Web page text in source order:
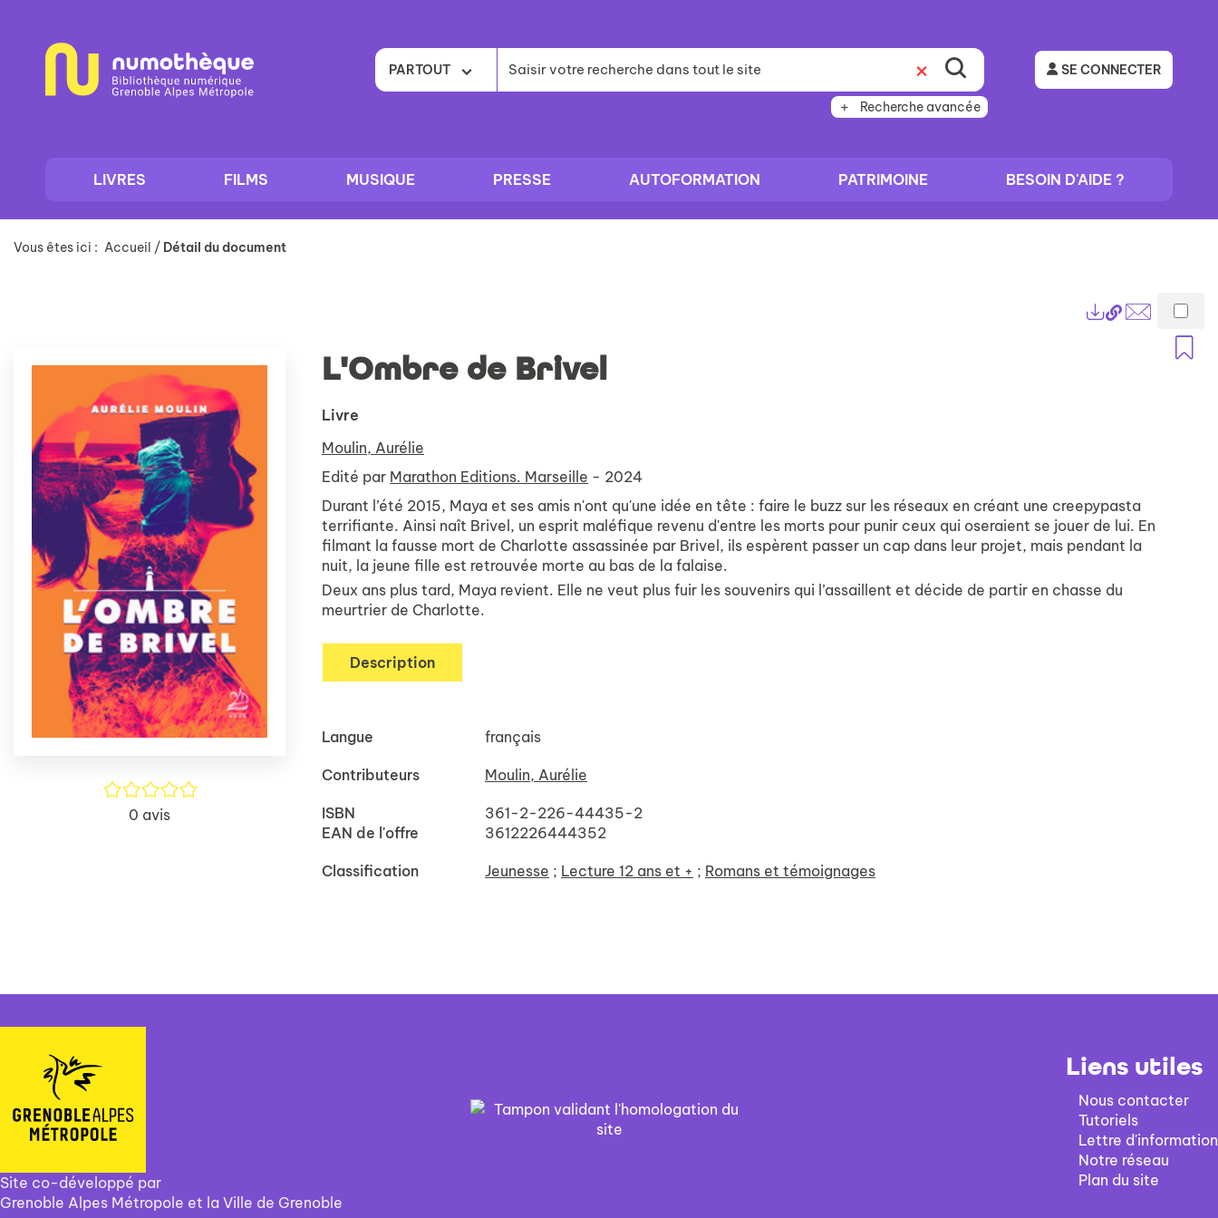
contenu
PARTOUT
Recherche avancée
SE CONNECTER
LIVRES FILMS MUSIQUE PRESSE AUTOFORMATION PATRIMOINE BESOIN D'AIDE ?
Vous êtes ici : Accueil / Détail du document
Lien
permanent
(Nouvelle
Envoyer
/5
0 avis
L'Ombre de Brivel
Livre
Moulin, Aurélie
Edité par Marathon Editions. Marseille - 2024
Durant l’été 2015, Maya et ses amis n'ont qu'une idée en tête : faire le buzz sur les réseaux en créant une creepypasta
terrifiante. Ainsi naît Brivel, un esprit maléfique revenu d'entre les morts pour punir ceux qui oseraient se jouer de lui. En
filmant la fausse mort de Charlotte assassinée par Brivel, ils espèrent passer un cap dans leur projet, mais pendant la
nuit, la jeune fille est retrouvée morte au bas de la falaise.
Deux ans plus tard, Maya revient. Elle ne veut plus fuir les souvenirs qui l’assaillent et décide de partir en chasse du
meurtrier de Charlotte.
Description
Langue français
Contributeurs Moulin, Aurélie
ISBN
361-2-226-44435-2
EAN de l'offre
3612226444352
Classification Jeunesse ; Lecture 12 ans et + ; Romans et témoignages
Site co-développé par
Grenoble Alpes Métropole et la Ville de Grenoble
Liens utiles
Nous contacter
Tutoriels
Lettre d'information
Notre réseau
Plan du site